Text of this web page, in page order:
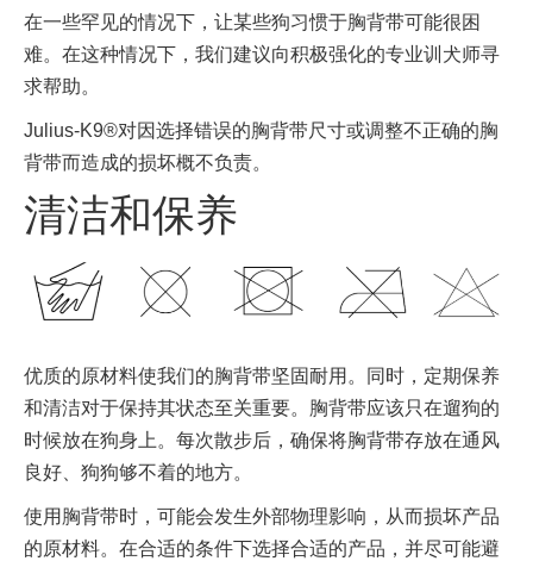
在一些罕见的情况下，让某些狗习惯于胸背带可能很困
难。在这种情况下，我们建议向积极强化的专业训犬师寻
求帮助。
Julius-K9®对因选择错误的胸背带尺寸或调整不正确的胸
背带而造成的损坏概不负责。
清洁和保养
优质的原材料使我们的胸背带坚固耐用。同时，定期保养
和清洁对于保持其状态至关重要。胸背带应该只在遛狗的
时候放在狗身上。每次散步后，确保将胸背带存放在通风
良好、狗狗够不着的地方。
使用胸背带时，可能会发生外部物理影响，从而损坏产品
的原材料。在合适的条件下选择合适的产品，并尽可能避